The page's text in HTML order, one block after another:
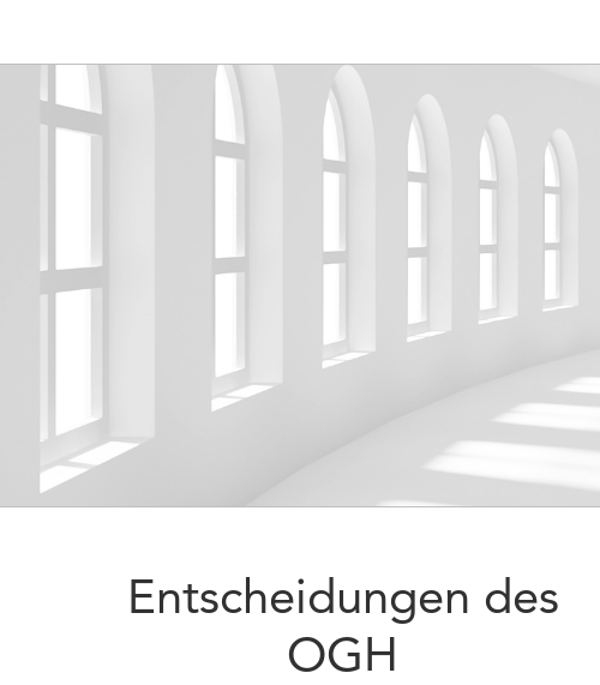
Entscheidungen des
OGH